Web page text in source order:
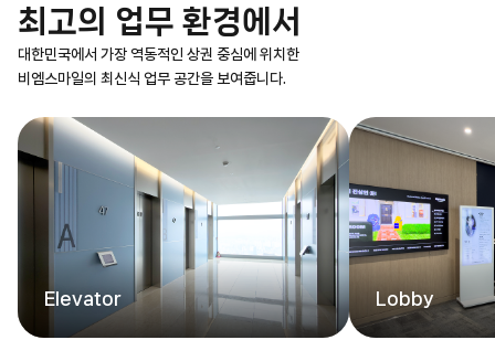
최고의 업무 환경에서
대한민국에서 가장 역동적인 상권 중심에 위치한
비엠스마일의 최신식 업무 공간을 보여줍니다.
Elevator Lobby